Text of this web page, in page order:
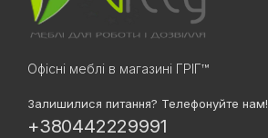
Офісні меблі в магазині ГРІГ™
Залишилися питання? Телефонуйте нам!
+380442229991